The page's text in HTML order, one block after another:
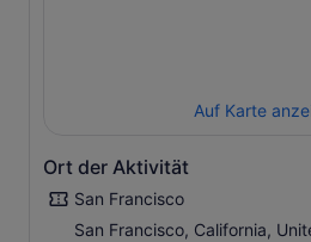
es an Bord eine Snackbar mit
Auf Karte
Ort der Aktivität
San Francisco
San Francisco, California,